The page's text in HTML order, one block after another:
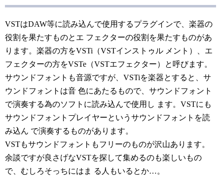
VSTはDAW等に読み込んで使用するプラグインで、楽器の
役割を果たすものとエ フェクターの役割を果たすものがあ
ります。楽器の方をVSTi（VSTインストゥル メント）、エ
フェクターの方をVSTe（VSTエフェクター）と呼びます。
サウンドフォントも音源ですが、VSTiを楽器とすると、サ
ウンドフォントは音 色にあたるもので、サウンドフォント
で演奏する為のソフトに読み込んで使用し ます。VSTにも
サウンドフォントプレイヤーというサウンドフォントを読
み込ん で演奏するものがあります。
VSTもサウンドフォントもフリーのものが沢山あります。
余談ですが良さげなVSTを探して集めるのも楽しいもの
で、むしろそっちにはま る人もいるとか…。